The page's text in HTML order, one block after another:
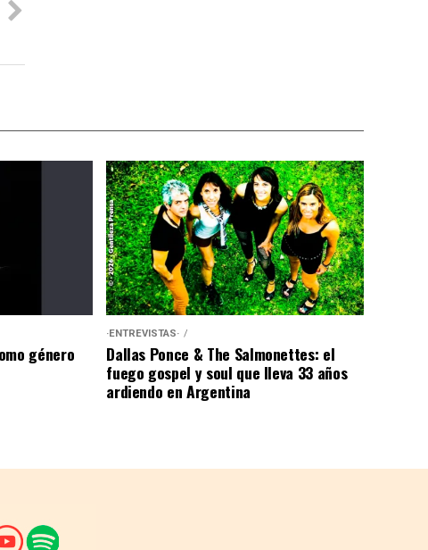
género
·ENTREVISTAS·
Dallas Ponce & The Salmonettes: el
fuego gospel y soul que lleva 33 años
ardiendo en Argentina